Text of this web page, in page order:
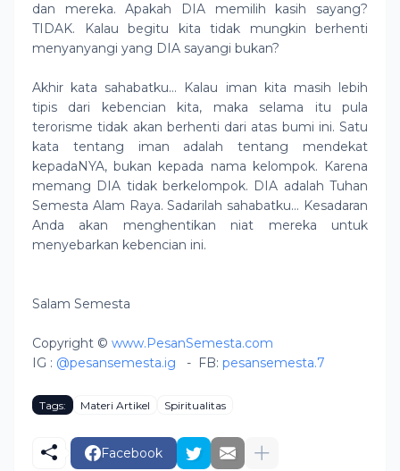
dan mereka. Apakah DIA memilih kasih sayang?
TIDAK. Kalau begitu kita tidak mungkin berhenti
menyanyangi yang DIA sayangi bukan?
Akhir kata sahabatku… Kalau iman kita masih lebih
tipis dari kebencian kita, maka selama itu pula
terorisme tidak akan berhenti dari atas bumi ini. Satu
kata tentang iman adalah tentang mendekat
kepadaNYA, bukan kepada nama kelompok. Karena
memang DIA tidak berkelompok. DIA adalah Tuhan
Semesta Alam Raya. Sadarilah sahabatku… Kesadaran
Anda akan menghentikan niat mereka untuk
menyebarkan kebencian ini.
Salam Semesta
Copyright © www.PesanSemesta.com
IG : @pesansemesta.ig - FB: pesansemesta.7
Tags: Materi Artikel Spiritualitas
Facebook